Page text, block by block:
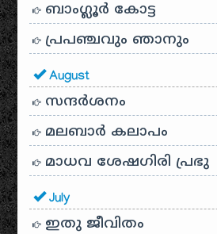
ബാംഗ്ലൂർ കോട്ട
പ്രപഞ്ചവും ഞാനും
August
സന്ദര്‍ശനം
മലബാർ കലാപം
മാധവ ശേഷഗിരി പ്രഭു
July
ഇതു ജീവിതം